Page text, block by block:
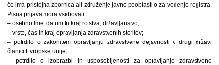
če ima pristojna zbornica ali združenje javno pooblastilo za vodenje registra.
Pisna prijava mora vsebovati:
– osebno ime, datum in kraj rojstva, državljanstvo;
– vrsto, čas in kraj opravljanja zdravstvenih storitev;
– potrdilo o zakonitem opravljanju zdravstvene dejavnosti v drugi državi
članici Evropske unije;
– potrdilo o izobrazbi in usposobljenosti za opravljanje zdravstvene